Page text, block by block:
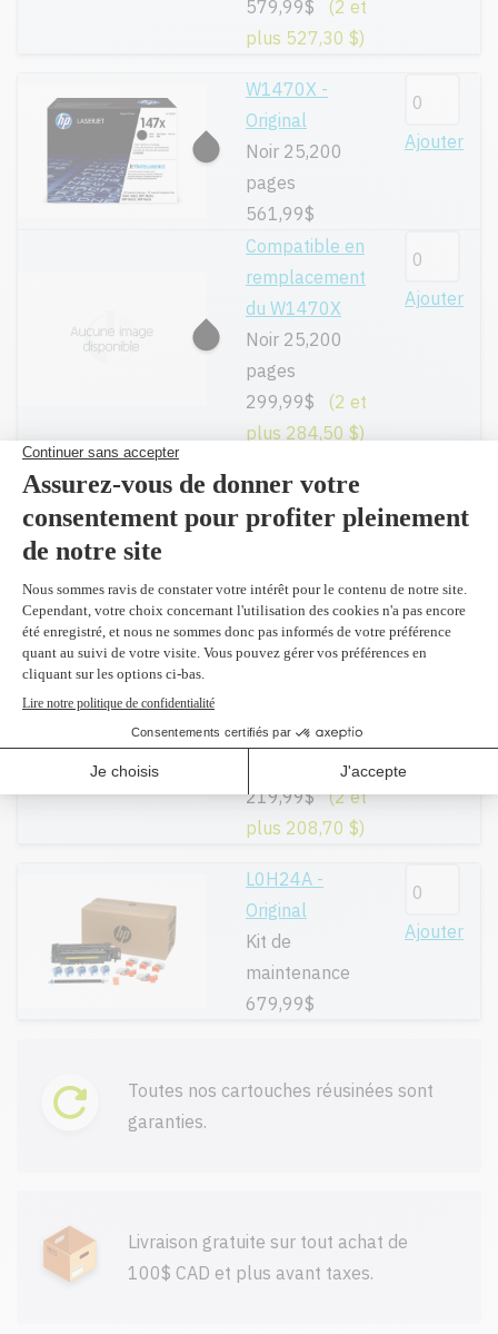
579,99$
(2 et
plus 527,30 $)
W1470X -
Original
Noir 25,200
pages
561,99$
Ajouter
Compatible en
remplacement
du W1470X
Noir 25,200
pages
299,99$
(2 et
plus 284,50 $)
Ajouter
W1470A -
Original
349,99$
Compatible en
Noir 10,500
219,99$ (2 et
plus 208,70 $)
L0H24A -
Original
Kit de
maintenance
679,99$
Ajouter
Toutes nos cartouches réusinées sont
garanties.
Livraison gratuite sur tout achat de
100$ CAD et plus avant taxes.